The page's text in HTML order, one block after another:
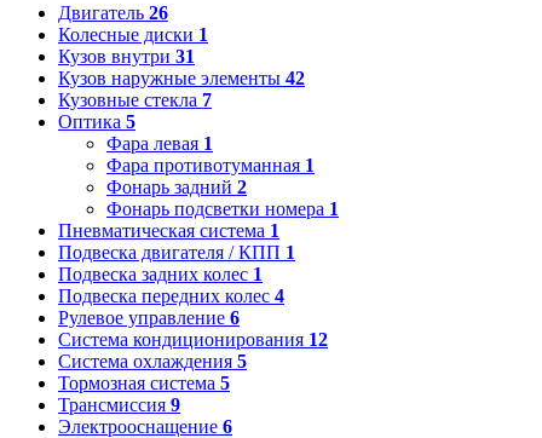
Двигатель 26
Колесные диски 1
Кузов внутри 31
Кузов наружные элементы 42
Кузовные стекла 7
Оптика 5
Фара левая 1
Фара противотуманная 1
Фонарь задний 2
Фонарь подсветки номера 1
Пневматическая система 1
Подвеска двигателя / КПП 1
Подвеска задних колес 1
Подвеска передних колес 4
Рулевое управление 6
Система кондиционирования 12
Система охлаждения 5
Тормозная система 5
Трансмиссия 9
Электрооснащение 6